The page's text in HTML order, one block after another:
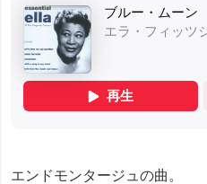
エンドモンタージュの曲。